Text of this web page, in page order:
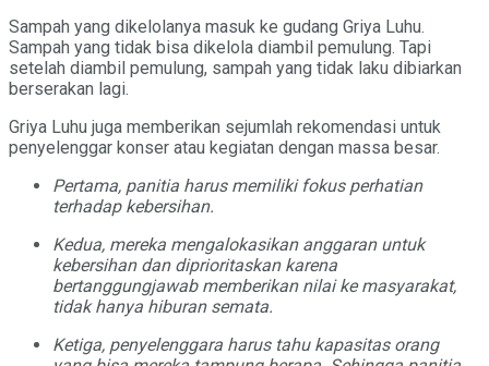
Sampah yang dikelolanya masuk ke gudang Griya Luhu.
Sampah yang tidak bisa dikelola diambil pemulung. Tapi
setelah diambil pemulung, sampah yang tidak laku dibiarkan
berserakan lagi.
Griya Luhu juga memberikan sejumlah rekomendasi untuk
penyelenggar konser atau kegiatan dengan massa besar.
Pertama, panitia harus memiliki fokus perhatian
terhadap kebersihan.
Kedua, mereka mengalokasikan anggaran untuk
kebersihan dan diprioritaskan karena
bertanggungjawab memberikan nilai ke masyarakat,
tidak hanya hiburan semata.
Ketiga, penyelenggara harus tahu kapasitas orang